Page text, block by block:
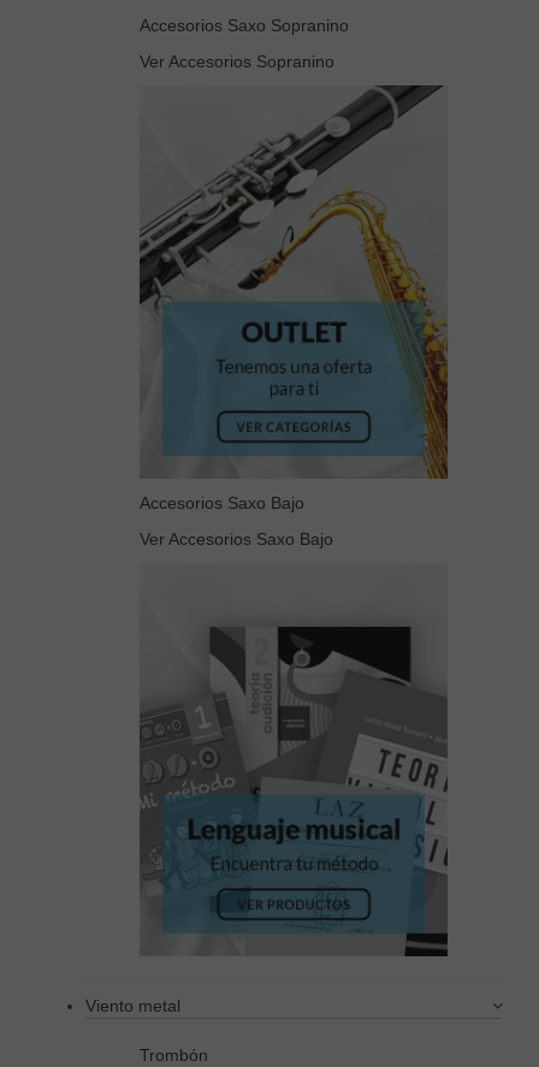
Accesorios Saxo Sopranino
Ver Accesorios Sopranino
Accesorios Saxo Bajo
Ver Accesorios Saxo Bajo
Viento metal
Trombón